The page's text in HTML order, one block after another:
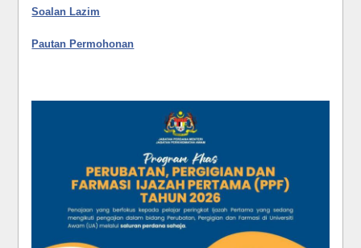
Soalan Lazim
Pautan Permohonan